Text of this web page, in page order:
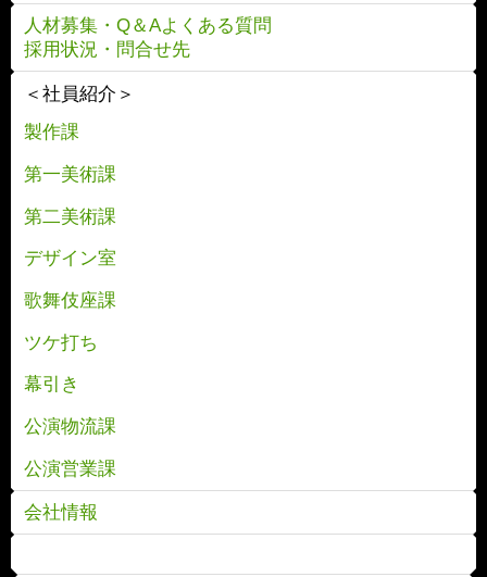
人材募集・Q＆Aよくある質問
採用状況・問合せ先
＜社員紹介＞
製作課
第一美術課
第二美術課
デザイン室
歌舞伎座課
ツケ打ち
幕引き
公演物流課
公演営業課
会社情報